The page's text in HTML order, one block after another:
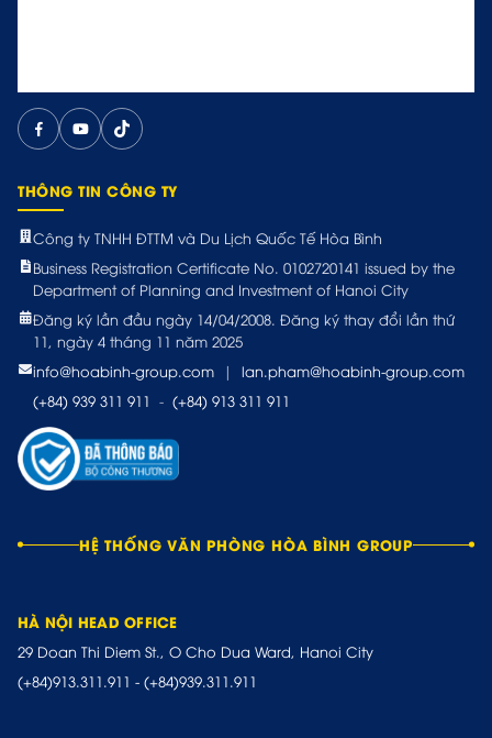
THÔNG TIN CÔNG TY
Công ty TNHH ĐTTM và Du Lịch Quốc Tế Hòa Bình
Business Registration Certificate No. 0102720141 issued by the
Department of Planning and Investment of Hanoi City
Đăng ký lần đầu ngày 14/04/2008. Đăng ký thay đổi lần thứ
11, ngày 4 tháng 11 năm 2025
info@hoabinh-group.com
|
lan.pham@hoabinh-group.com
(+84) 939 311 911 - (+84) 913 311 911
HỆ THỐNG VĂN PHÒNG HÒA BÌNH GROUP
HÀ NỘI HEAD OFFICE
29 Doan Thi Diem St., O Cho Dua Ward, Hanoi City
(+84)913.311.911 - (+84)939.311.911